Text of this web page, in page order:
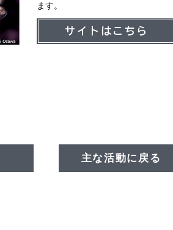
ます。
サイトはこちら
主な活動に戻る